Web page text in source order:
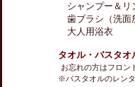
シャンプー＆リン
歯ブラシ（洗面所
大人用浴衣
タオル・バスタオ
お忘れの方はフロン
※バスタオルのレン